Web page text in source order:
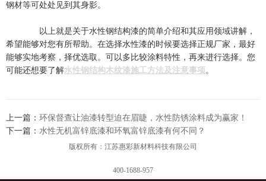
钢材等可处处见到其身影。
以上就是关于水性钢结构漆的简单介绍和其应用领域讲解，
希望能够对您有所帮助。在选择水性漆的时候要选择正规厂家，最好
能够实地考察，择优选取。可以多比较涂料特性，再来进行选择。您
可能还想要了解水性钢结构木纹漆施工方法及注意事项。
上一篇： 环保督查让油漆转型迫在眉睫，水性防锈涂料成为赢家！
下一篇： 水性无机富锌底漆和环氧富锌底漆有何不同？
版权所有：江苏惠彩新材料科技有限公司
400-1688-957